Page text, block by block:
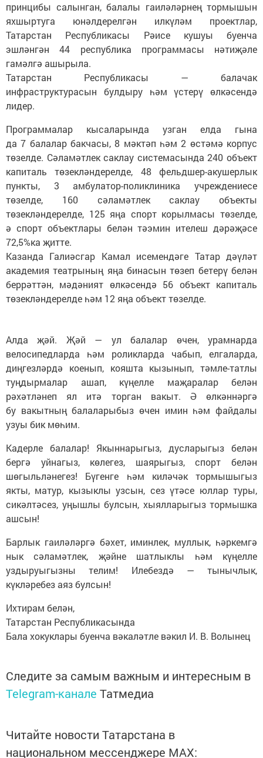
принцибы салынган, балалы гаиләләрнең тормышын
яхшыртуга юнәлдерелгән илкүләм проектлар,
Татарстан Республикасы Рәисе кушуы буенча
эшләнгән 44 республика программасы нәтиҗәле
гамәлгә ашырыла.
Татарстан Республикасы — балачак
инфраструктурасын булдыру һәм үстерү өлкәсендә
лидер.
Программалар кысаларында узган елда гына
да 7 балалар бакчасы, 8 мәктәп һәм 2 өстәмә корпус
төзелде. Сәламәтлек саклау системасында 240 объект
капиталь төзекләндерелде, 48 фельдшер-акушерлык
пункты, 3 амбулатор-поликлиника учреждениесе
төзелде, 160 сәламәтлек саклау объекты
төзекләндерелде, 125 яңа спорт корылмасы төзелде,
ә спорт объектлары белән тәэмин ителеш дәрәҗәсе
72,5%ка җитте.
Казанда Галиәсгар Камал исемендәге Татар дәүләт
академия театрының яңа бинасын төзеп бетерү белән
беррәттән, мәдәният өлкәсендә 56 объект капиталь
төзекләндерелде һәм 12 яңа объект төзелде.
Алда җәй. Җәй — ул балалар өчен, урамнарда
велосипедларда һәм роликларда чабып, елгаларда,
диңгезләрдә коенып, кояшта кызынып, тәмле-татлы
туңдырмалар ашап, күңелле маҗаралар белән
рәхәтләнеп ял итә торган вакыт. Ә өлкәннәргә
бу вакытның балаларыбыз өчен имин һәм файдалы
узуы бик мөһим.
Кадерле балалар! Якыннарыгыз, дусларыгыз белән
бергә уйнагыз, көлегез, шаярыгыз, спорт белән
шөгыльләнегез! Бүгенге һәм киләчәк тормышыгыз
якты, матур, кызыклы узсын, сез үтәсе юллар туры,
сикәлтәсез, уңышлы булсын, хыялларыгыз тормышка
ашсын!
Барлык гаиләләргә бәхет, иминлек, муллык, һәркемгә
нык сәламәтлек, җәйне шатлыклы һәм күңелле
уздыруыгызны телим! Илебездә — тынычлык,
күкләребез аяз булсын!
Ихтирам белән,
Татарстан Республикасында
Бала хокуклары буенча вәкаләтле вәкил И. В. Волынец
Следите за самым важным и интересным в
Telegram-канале Татмедиа
Читайте новости Татарстана в
национальном мессенджере MАХ: